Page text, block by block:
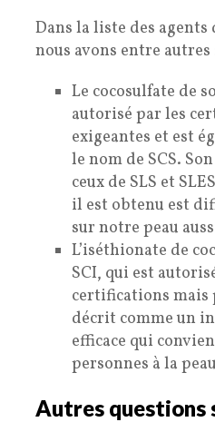
Dans la liste des agents
nous avons entre autres
Le cocosulfate de
autorisé par les
exigeantes et est
le nom de SCS.
ceux de SLS et
il est obtenu est
sur notre peau
L’iséthionate de
SCI, qui est
certifications mais
décrit comme un
efficace qui
personnes à la
Autres questions